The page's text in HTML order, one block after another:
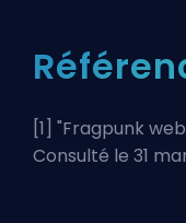
[1] "Fragpunk
Consulté le 31